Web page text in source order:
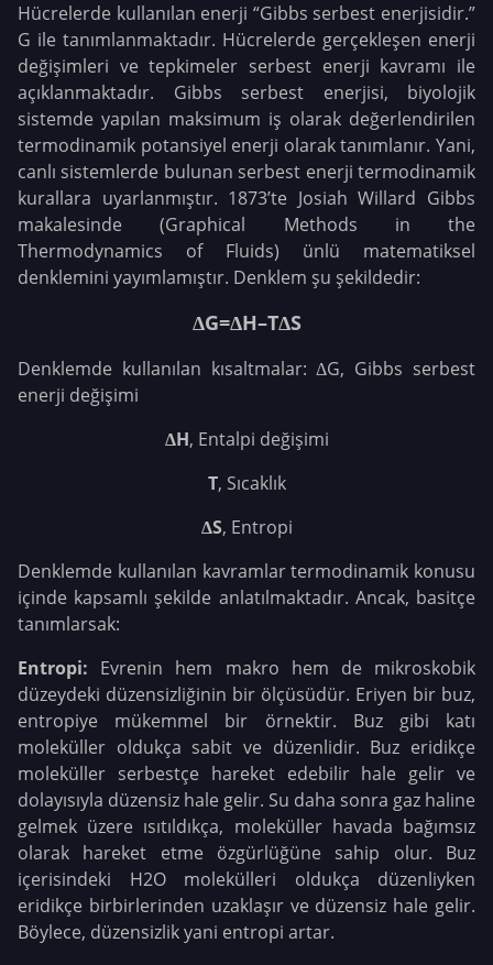
Hücrelerde kullanılan enerji “Gibbs serbest enerjisidir.”
G ile tanımlanmaktadır. Hücrelerde gerçekleşen enerji
değişimleri ve tepkimeler serbest enerji kavramı ile
açıklanmaktadır. Gibbs serbest enerjisi, biyolojik
sistemde yapılan maksimum iş olarak değerlendirilen
termodinamik potansiyel enerji olarak tanımlanır. Yani,
canlı sistemlerde bulunan serbest enerji termodinamik
kurallara uyarlanmıştır. 1873’te Josiah Willard Gibbs
makalesinde (Graphical Methods in the
Thermodynamics of Fluids) ünlü matematiksel
denklemini yayımlamıştır. Denklem şu şekildedir:
ΔG=ΔH–TΔS
Denklemde kullanılan kısaltmalar: ΔG, Gibbs serbest
enerji değişimi
ΔH, Entalpi değişimi
T, Sıcaklık
ΔS, Entropi
Denklemde kullanılan kavramlar termodinamik konusu
içinde kapsamlı şekilde anlatılmaktadır. Ancak, basitçe
tanımlarsak:
Entropi: Evrenin hem makro hem de mikroskobik
düzeydeki düzensizliğinin bir ölçüsüdür. Eriyen bir buz,
entropiye mükemmel bir örnektir. Buz gibi katı
moleküller oldukça sabit ve düzenlidir. Buz eridikçe
moleküller serbestçe hareket edebilir hale gelir ve
dolayısıyla düzensiz hale gelir. Su daha sonra gaz haline
gelmek üzere ısıtıldıkça, moleküller havada bağımsız
olarak hareket etme özgürlüğüne sahip olur. Buz
içerisindeki H2O molekülleri oldukça düzenliyken
eridikçe birbirlerinden uzaklaşır ve düzensiz hale gelir.
Böylece, düzensizlik yani entropi artar.